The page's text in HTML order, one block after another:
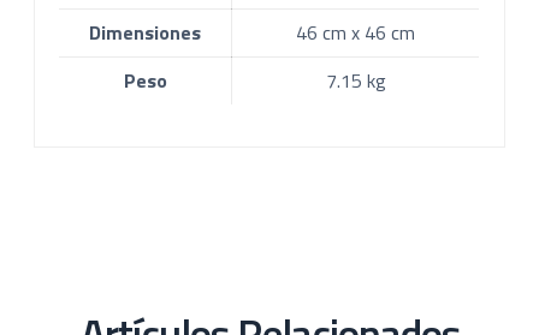
Dimensiones
46 cm x 46 cm
Peso
7.15 kg